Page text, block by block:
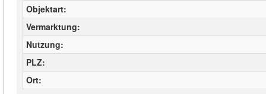
Objektart
Vermarktung
Nutzung
PLZ
Ort